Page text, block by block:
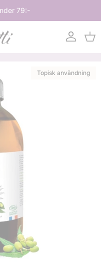
79:-
Konto
Topisk användning